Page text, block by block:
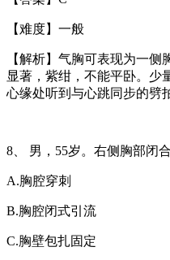
【难度】一般
【解析】气胸可表现为一
显著，紫绀，不能平卧。少
心缘处听到与心跳同步的劈
8 男， 55岁。右侧胸部闭
A.胸腔穿刺
B.胸腔闭式引流
C.胸壁包扎固定